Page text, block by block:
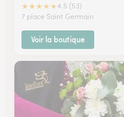
★★★★★4.5 (53)
7 place Saint Germain
Voir la boutique